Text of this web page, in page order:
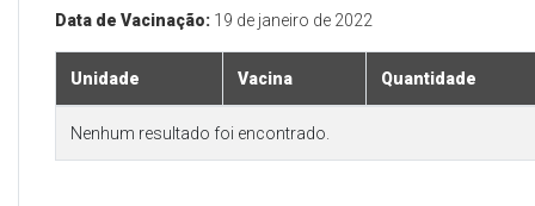
Data de Vacinação: 19 de janeiro de 2022
Unidade Vacina Quantidade
Nenhum resultado foi encontrado.